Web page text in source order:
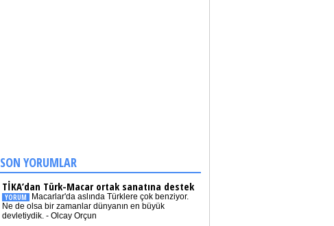
SON YORUMLAR
TİKA’dan Türk-Macar ortak sanatına destek
YORUM
Macarlar'da aslında Türklere çok benziyor.
Ne de olsa bir zamanlar dünyanın en büyük
devletiydik. - Olcay Orçun